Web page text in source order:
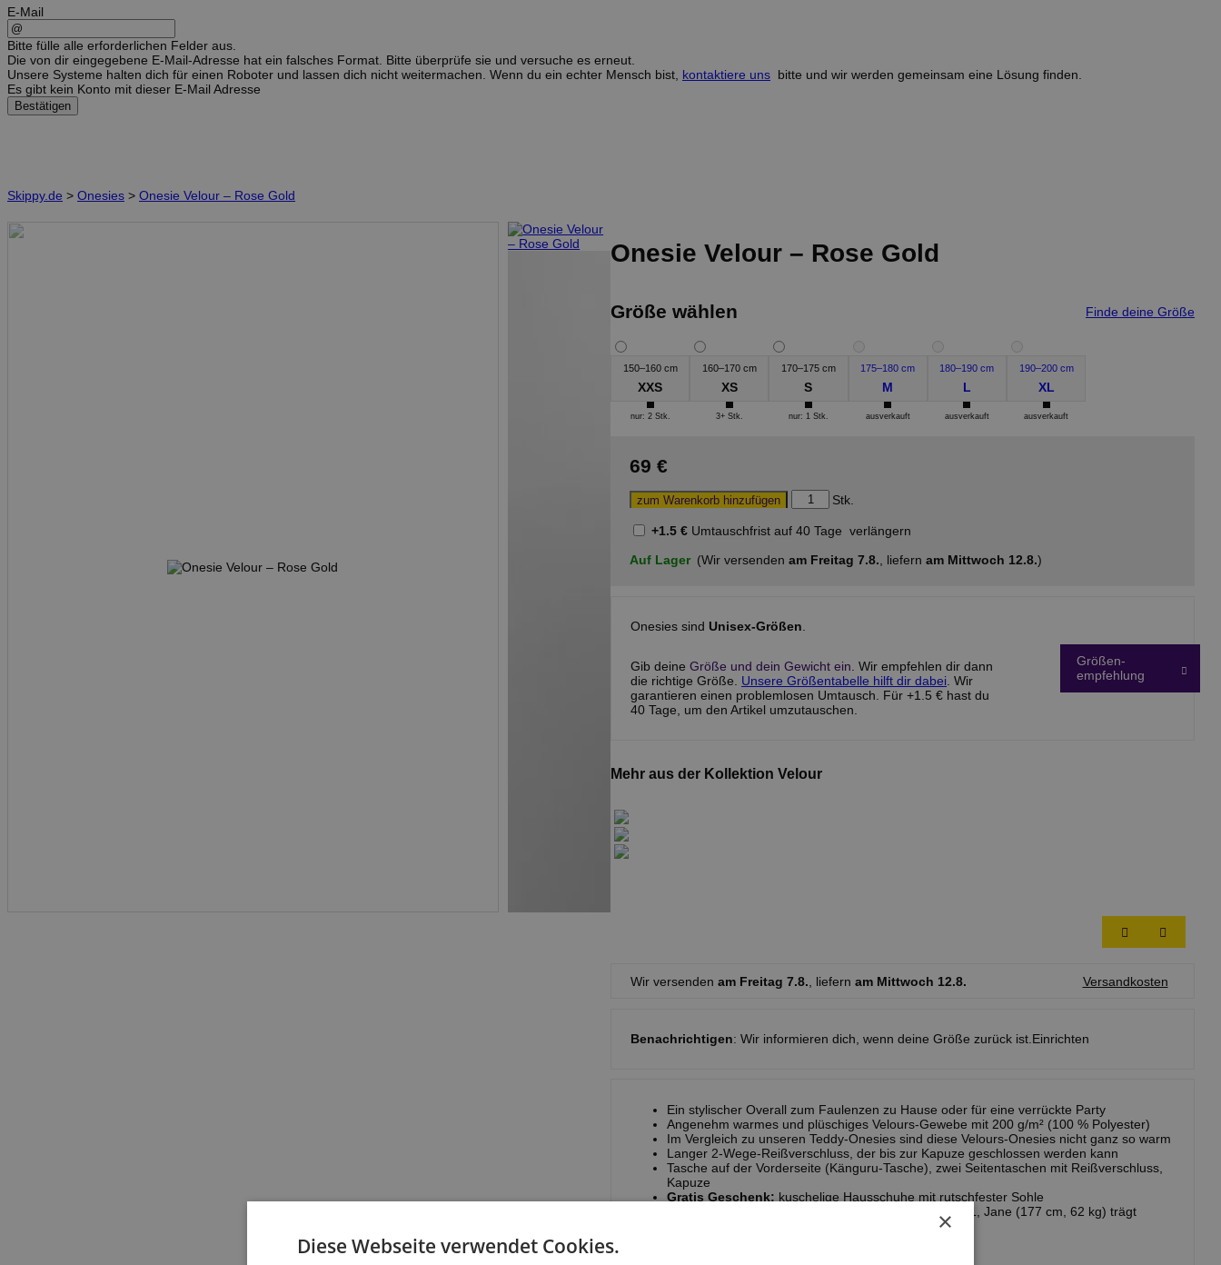
E-Mail
Bitte fülle alle erforderlichen Felder aus.
Die von dir eingegebene E-Mail-Adresse hat ein falsches Format. Bitte überprüfe sie und versuche es erneut.
Unsere Systeme halten dich für einen Roboter und lassen dich nicht weitermachen. Wenn du ein echter Mensch bist, kontaktiere uns bitte und wir werden gemeinsam eine Lösung finden.
Es gibt kein Konto mit dieser E-Mail Adresse
Bestätigen
Skippy.de > Onesies > Onesie Velour – Rose Gold
Onesie Velour – Rose Gold
Größe wählen Finde deine Größe
150–160 cm
XXS
nur: 2 Stk.
160–170 cm
XS
3+ Stk.
170–175 cm
S
nur: 1 Stk.
175–180 cm
M
ausverkauft
180–190 cm
L
ausverkauft
190–200 cm
XL
ausverkauft
69 €
Stk.
+1.5 € Umtauschfrist auf 40 Tage verlängern
Auf Lager (Wir versenden am Freitag 7.8., liefern am Mittwoch 12.8.)
Onesies sind Unisex-Größen.
Gib deine Größe und dein Gewicht ein. Wir empfehlen dir dann
die richtige Größe. Unsere Größentabelle hilft dir dabei. Wir
garantieren einen problemlosen Umtausch. Für +1.5 € hast du
40 Tage, um den Artikel umzutauschen.
Größen-
empfehlung
Mehr aus der Kollektion Velour
Wir versenden am Freitag 7.8. , liefern am Mittwoch 12.8. Versandkosten
Benachrichtigen: Wir informieren dich, wenn deine Größe zurück ist. Einrichten
Ein stylischer Overall zum Faulenzen zu Hause oder für eine verrückte Party
Angenehm warmes und plüschiges Velours-Gewebe mit 200 g/m² (100 % Polyester)
Im Vergleich zu unseren Teddy-Onesies sind diese Velours-Onesies nicht ganz so warm
Langer 2-Wege-Reißverschluss, der bis zur Kapuze geschlossen werden kann
Tasche auf der Vorderseite (Känguru-Tasche), zwei Seitentaschen mit Reißverschluss,
Kapuze
Gratis Geschenk: kuschelige Hausschuhe mit rutschfester Sohle
Georg (185 cm, 85 kg) trägt Größe L, Jane (177 cm, 62 kg) trägt
×
Diese Webseite verwendet Cookies.